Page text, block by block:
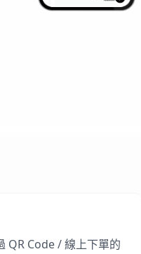
QR Code / 線上下單的